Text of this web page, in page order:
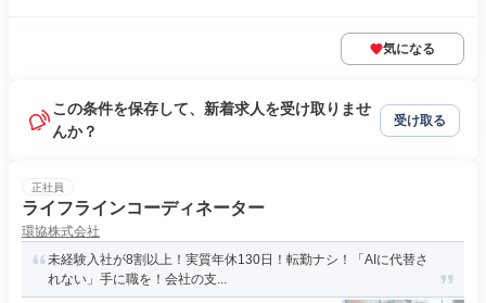
気になる
この条件を保存して、新着求人を受け取りませ
んか？
受け取る
正社員
ライフラインコーディネーター
環協株式会社
未経験入社が8割以上！実質年休130日！転勤ナシ！「AIに代替さ
れない」手に職を！会社の支...